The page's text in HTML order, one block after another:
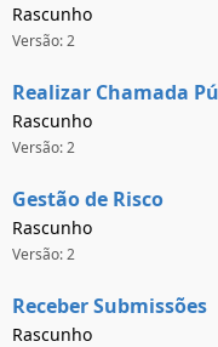
Rascunho
Versão: 2
Realizar Chamada
Rascunho
Versão: 2
Gestão de Risco
Rascunho
Versão: 2
Receber Submissões
Rascunho